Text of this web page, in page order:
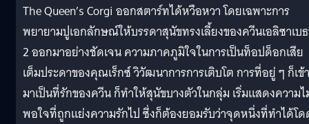
The Queen’s Corgi ออกสตาร์ทได้หวือหวา โดยเฉพาะการ
พยายามปูเอกลักษณ์ให้บรรดาสุนัขทรงเลี้ยงของควีนเอลิซาเบ
2 ออกมาอย่างชัดเจน ความภาคภูมิใจในการเป็นท็อปด็อกเสีย
เต็มประดาของคุณเร็กซ์ วิวัฒนาการการเติบโต การที่อยู่ ๆ ก็เข้า
มาเป็นที่รักของควีน ก็ทำให้สุนัขบางตัวในกลุ่ม เริ่มแสดงความ
พอใจที่ถูกแย่งความรักไป ซึ่งก็ต้องยอมรับว่าจุดหนึ่งที่ทำได้โ